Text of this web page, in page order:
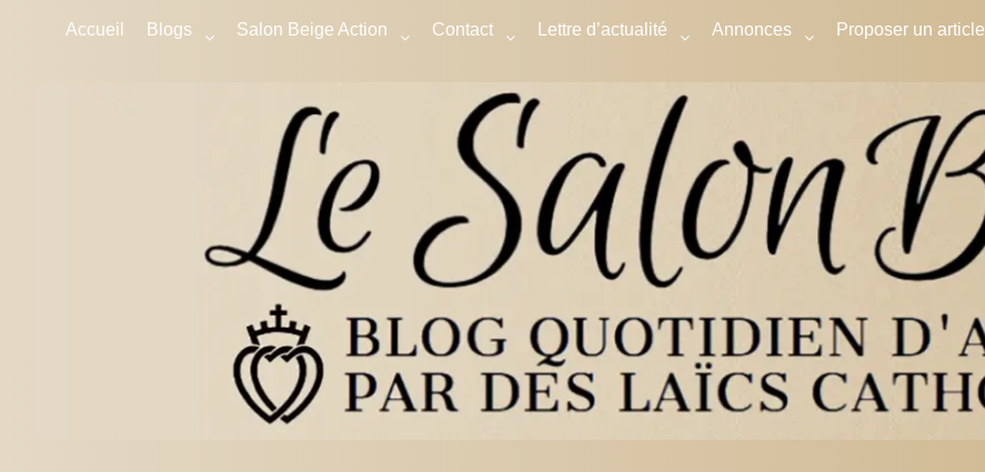
Accueil Blogs Salon Beige Action Contact Lettre d’actualité Annonces Proposer un article